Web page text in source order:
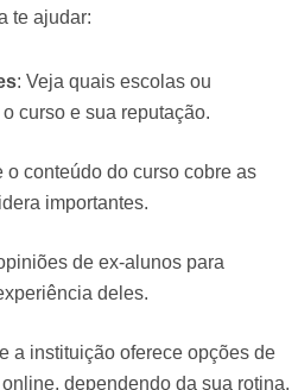
te ajudar:
: Veja quais escolas ou
curso e sua reputação.
o conteúdo do curso cobre as
importantes.
de ex-alunos para
deles.
a instituição oferece opções de
dependendo da sua rotina.